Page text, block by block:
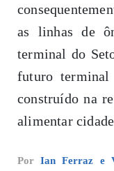
as linhas de
terminal do
futuro
construído na
alimentar
PorIan Ferraz e